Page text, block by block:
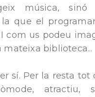
música,
que el
com us podeu
biblioteca...
sí. Per la resta tot
atractiu,